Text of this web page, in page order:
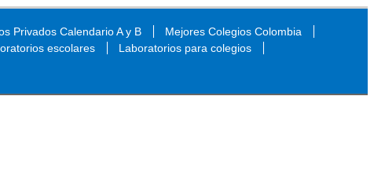
Privados Calendario A y B
Mejores Colegios Colombia
escolares
Laboratorios para colegios